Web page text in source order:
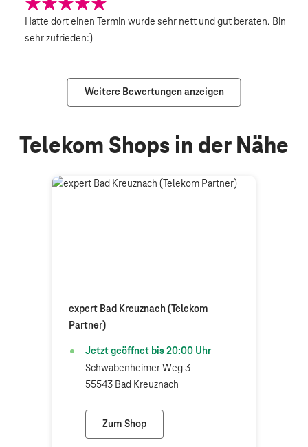
Hatte dort einen Termin wurde sehr nett und gut beraten. Bin
sehr zufrieden:)
Weitere Bewertungen anzeigen
Telekom Shops in der Nähe
expert Bad Kreuznach (Telekom
Partner)
Jetzt geöffnet bis 20:00 Uhr
Schwabenheimer Weg 3
55543 Bad Kreuznach
Zum Shop
expert Bad Kreuznach (Telekom Partner)